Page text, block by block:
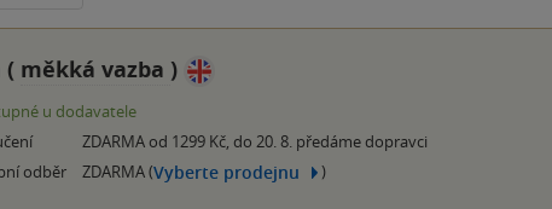
( měkká vazba )
u dodavatele
ZDARMA od 1299 Kč, do 20. 8. předáme dopravci
odběr
ZDARMA (Vyberte prodejnu )